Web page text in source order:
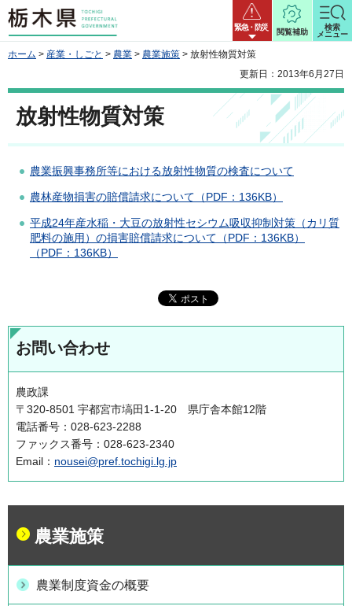
栃木県 緊急・防災
閲覧補助
検索
メニュー
ホーム > 産業・しごと > 農業 > 農業施策 > 放射性物質対策
更新日：2013年6月27日
放射性物質対策
農業振興事務所等における放射性物質の検査について
農林産物損害の賠償請求について（PDF：136KB）
平成24年産水稲・大豆の放射性セシウム吸収抑制対策（カリ質
肥料の施用）の損害賠償請求について（PDF：136KB）
（PDF：136KB）
お問い合わせ
農政課
〒320-8501 宇都宮市塙田1-1-20 県庁舎本館12階
電話番号：028-623-2288
ファックス番号：028-623-2340
Email： nousei@pref.tochigi.lg.jp
農業施策
農業制度資金の概要